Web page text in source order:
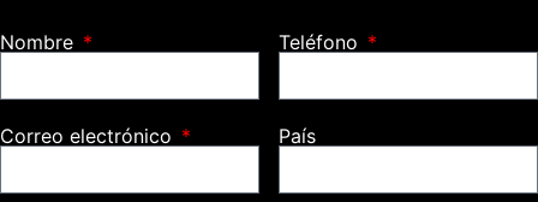
Nombre Teléfono
Correo electrónico País